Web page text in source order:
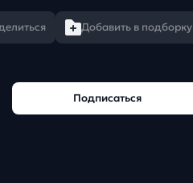
Добавить в подборку
Подписаться